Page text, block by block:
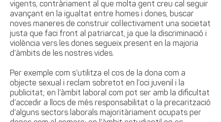
vigents, contràriament al que molta gent creu cal seguir
avançant en la igualtat entre homes i dones, buscar
noves maneres de construir col·lectivament una societat
justa que faci front al patriarcat, ja que la discriminació i
violència vers les dones segueix present en la majoria
d’àmbits de les nostres vides.
Per exemple com s’utilitza el cos de la dona com a
objecte sexual i reclam sobretot en l’oci juvenil i la
publicitat; en l’àmbit laboral com pot ser amb la dificultat
d’accedir a llocs de més responsabilitat o la precarització
d’alguns sectors laborals majoritàriament ocupats per